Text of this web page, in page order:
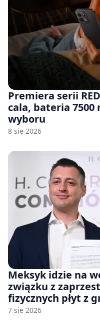
Premiera serii
cala, bateria 7500
wyboru
8 sie 2026
Meksyk idzie na
związku z
fizycznych płyt z
7 sie 2026